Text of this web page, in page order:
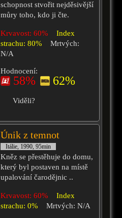
schopnost stvořit nejděsivější
můry toho, kdo ji čte.
Krvavost: 60%
Index
strachu: 80%
Mrtvých:
N/A
Hodnocení:
58% 62%
Viděli?
Únik z temnot
Itálie, 1990, 95min
Kněz se přestěhuje do domu,
který byl postaven na místě
upalování čarodějnic ..
Krvavost: 60%
Index
strachu: 0%
Mrtvých: N/A